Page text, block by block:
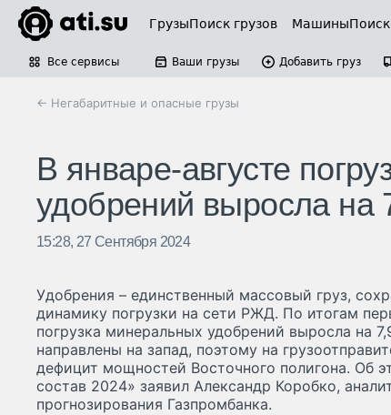
ГрузыПоиск грузов Машины
Все сервисы Ваши грузы Добавить груз
← Негабаритные и опасные грузы
В январе-августе
удобрений выросла на
15:28, 27 Сентября 2024
Удобрения – единственный массовый груз,
динамику погрузки на сети РЖД. По итогам
погрузка минеральных удобрений выросла на
направлены на запад, поэтому на
дефицит мощностей Восточного полигона. Об
состав 2024» заявил Александр Коробко,
прогнозирования Газпромбанка.